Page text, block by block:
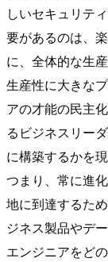
しいセキュリテ
要があるのは、
に、全体的な生
生産性に大きな
アの才能の民主
るビジネスリー
に構築するかを
つまり、常に進
地に到達するた
ジネス製品やデ
エンジニアをど